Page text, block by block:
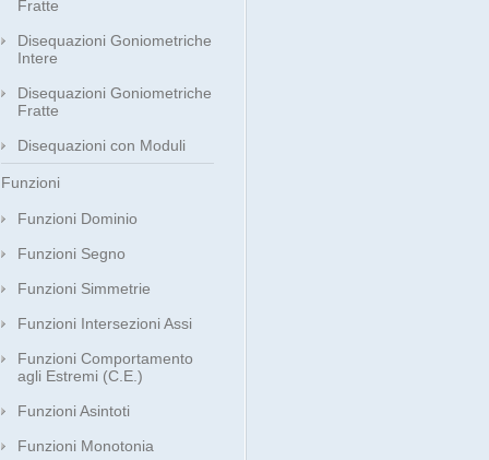
Fratte
Disequazioni Goniometriche
Intere
Disequazioni Goniometriche
Fratte
Disequazioni con Moduli
Funzioni
Funzioni Dominio
Funzioni Segno
Funzioni Simmetrie
Funzioni Intersezioni Assi
Funzioni Comportamento
agli Estremi (C.E.)
Funzioni Asintoti
Funzioni Monotonia